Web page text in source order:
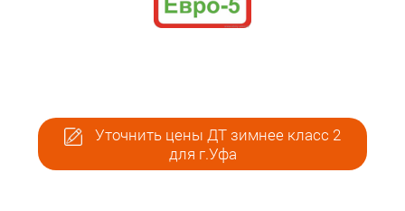
Уточнить цены ДТ зимнее класс 2
для г.Уфа